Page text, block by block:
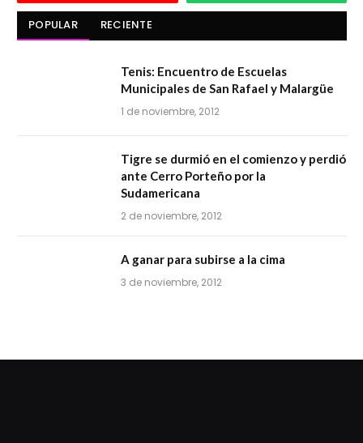
POPULAR RECIENTE
Tenis: Encuentro de Escuelas
Municipales de San Rafael y Malargüe
1 de noviembre, 2012
Tigre se durmió en el comienzo y perdió
ante Cerro Porteño por la
Sudamericana
2 de noviembre, 2012
A ganar para subirse a la cima
3 de noviembre, 2012